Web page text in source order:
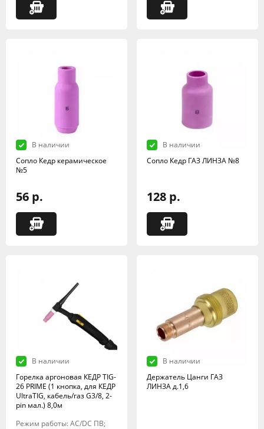
В наличии
Сопло Кедр керамическое
№5
56 р.
В наличии
Сопло Кедр ГАЗ ЛИНЗА №8
128 р.
В наличии
Горелка аргоновая КЕДР TIG-
26 PRIME (1 кнопка, для КЕДР
UltraTIG, кабель/газ G3/8, 2-
pin мал.) 8,0м
Режим работы: AC/DC ПВ;
В наличии
Держатель Цанги ГАЗ
ЛИНЗА д.1,6